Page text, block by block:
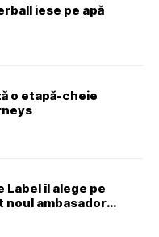
iese pe apă
o etapă-cheie
Label îl alege pe
noul ambasador